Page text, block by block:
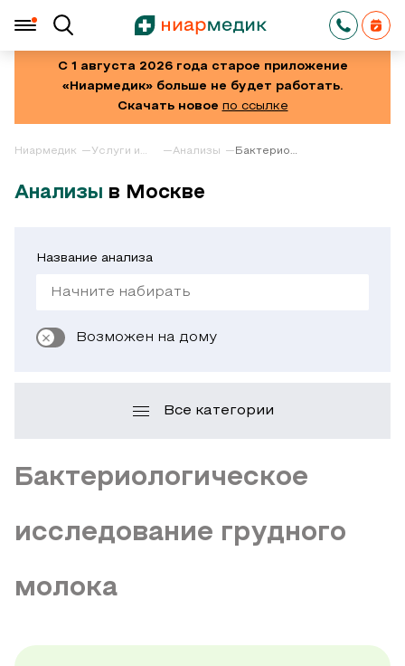
С 1 августа 2026 года старое приложение
«Ниармедик» больше не будет работать.
Скачать новое по ссылке
Ниармедик
Услуги и
Анализы
Бактериологическое
Анализы в Москве
Название анализа
Возможен на дому
Все категории
Бактериологическое
исследование грудного
молока